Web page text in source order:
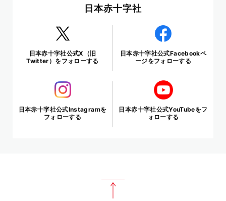
日本赤十字社
日本赤十字社公式X（旧
Twitter）をフォローする
日本赤十字社公式Facebookペ
ージをフォローする
日本赤十字社公式Instagramを
フォローする
日本赤十字社公式YouTubeをフ
ォローする